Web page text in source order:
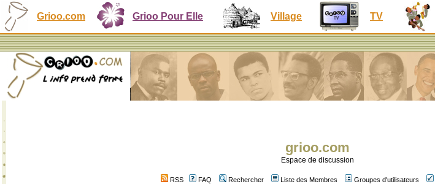
Grioo.com Grioo Pour Elle Village TV
grioo.com
Espace de discussion
RSS FAQ Rechercher Liste des Membres Groupes d'utilisateurs